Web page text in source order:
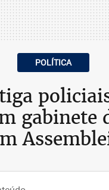
POLÍTICA
gabinete